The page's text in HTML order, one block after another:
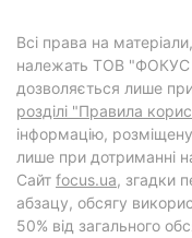
Всі права на
належать ТОВ "ФОКУС
дозволяється лише
розділі "Правила
інформацію,
лише при дотриманні
Cайт focus.ua, згадки
абзацу, обсягу
50% від загального